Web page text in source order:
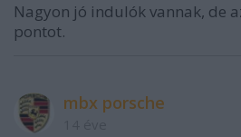
Nagyon jó indulók vannak, de
pontot.
mbx porsche